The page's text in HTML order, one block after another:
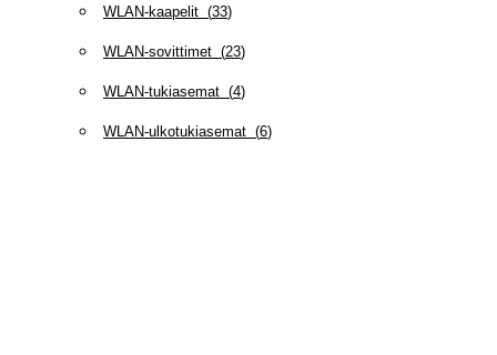
WLAN-kaapelit (33)
WLAN-sovittimet (23)
WLAN-tukiasemat (4)
WLAN-ulkotukiasemat (6)